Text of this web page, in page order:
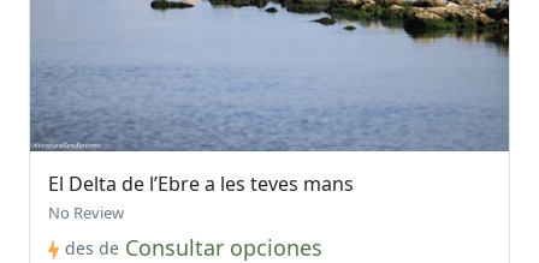
El Delta de l’Ebre a les teves mans
No Review
des de Consultar opciones